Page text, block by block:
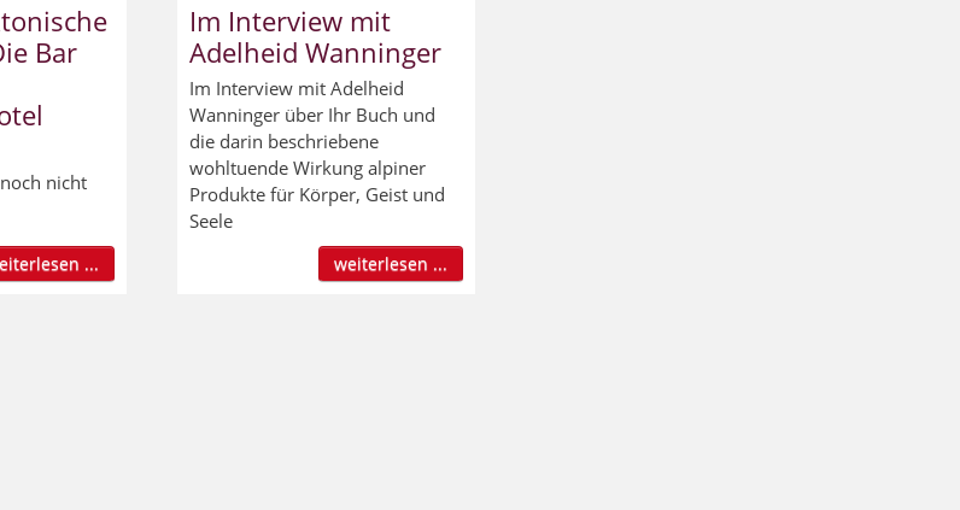
Bar
nicht
...
Im Interview mit
Adelheid Wanninger
Im Interview mit Adelheid
Wanninger über Ihr Buch und
die darin beschriebene
wohltuende Wirkung alpiner
Produkte für Körper, Geist und
Seele
weiterlesen ...